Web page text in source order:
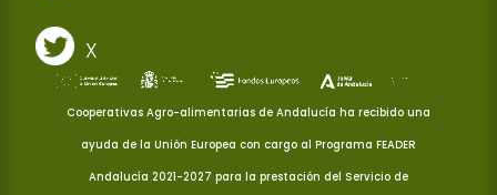
X
Cooperativas Agro-alimentarias de Andalucía ha recibido una
ayuda de la Unión Europea con cargo al Programa FEADER
Andalucía 2021-2027 para la prestación del Servicio de